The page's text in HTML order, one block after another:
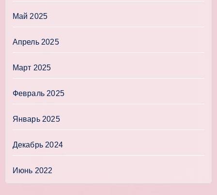
Май 2025
Апрель 2025
Март 2025
Февраль 2025
Январь 2025
Декабрь 2024
Июнь 2022